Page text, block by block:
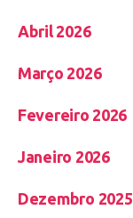
Abril 2026
Março 2026
Fevereiro 2026
Janeiro 2026
Dezembro 2025